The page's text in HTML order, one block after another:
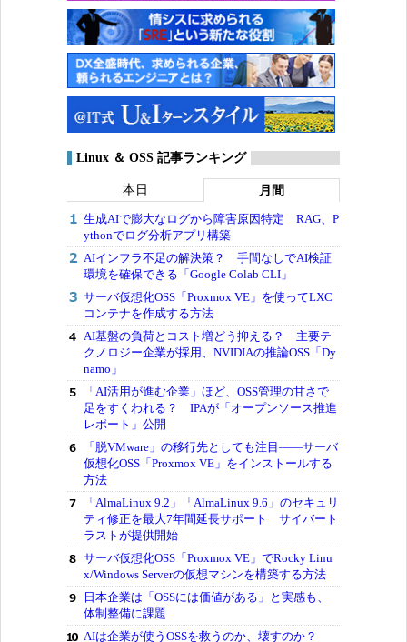
Linux ＆ OSS 記事ランキング
本日 月間
生成AIで膨大なログから障害原因特定 RAG、P
ythonでログ分析アプリ構築
AIインフラ不足の解決策？ 手間なしでAI検証
環境を確保できる「Google Colab CLI」
サーバ仮想化OSS「Proxmox VE」を使ってLXC
コンテナを作成する方法
AI基盤の負荷とコスト増どう抑える？ 主要テ
クノロジー企業が採用、NVIDIAの推論OSS「Dy
namo」
「AI活用が進む企業」ほど、OSS管理の甘さで
足をすくわれる？ IPAが「オープンソース推進
レポート」公開
「脱VMware」の移行先としても注目――サーバ
仮想化OSS「Proxmox VE」をインストールする
方法
「AlmaLinux 9.2」「AlmaLinux 9.6」のセキュリ
ティ修正を最大7年間延長サポート サイバート
ラストが提供開始
サーバ仮想化OSS「Proxmox VE」でRocky Linu
x/Windows Serverの仮想マシンを構築する方法
日本企業は「OSSには価値がある」と実感も、
体制整備に課題
AIは企業が使うOSSを救うのか、壊すのか？